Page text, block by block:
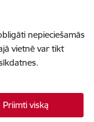
nepieciešamās
vietnē var tikt
Priimti viską